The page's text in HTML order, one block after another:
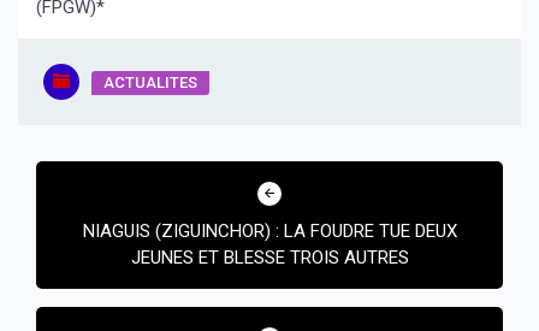
(FPGW)*
ACTUALITES
Navigation
l’articleNIAGUIS (ZIGUINCHOR) : LA FOUDRE TUE DEUX
JEUNES ET BLESSE TROIS AUTRES